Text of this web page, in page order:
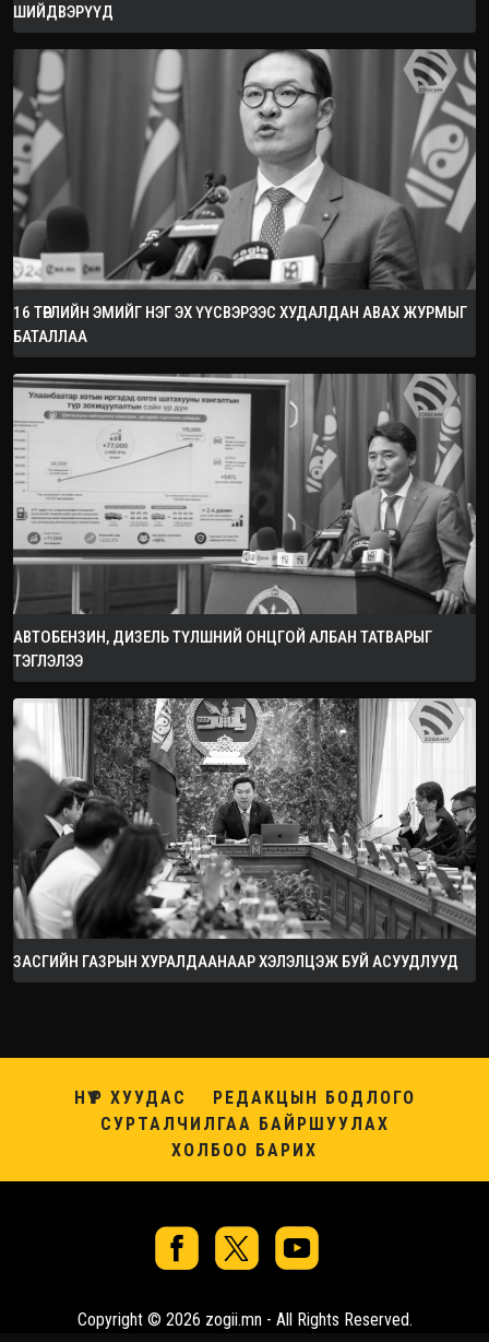
ШИЙДВЭРҮҮД
16 ТӨРЛИЙН ЭМИЙГ НЭГ ЭХ ҮҮСВЭРЭЭС ХУДАЛДАН АВАХ ЖУРМЫГ
БАТАЛЛАА
АВТОБЕНЗИН, ДИЗЕЛЬ ТҮЛШНИЙ ОНЦГОЙ АЛБАН ТАТВАРЫГ
ТЭГЛЭЛЭЭ
ЗАСГИЙН ГАЗРЫН ХУРАЛДААНААР ХЭЛЭЛЦЭЖ БУЙ АСУУДЛУУД
НҮҮР ХУУДАС
РЕДАКЦЫН БОДЛОГО
СУРТАЛЧИЛГАА БАЙРШУУЛАХ
ХОЛБОО БАРИХ
Copyright © 2026 zogii.mn - All Rights Reserved.